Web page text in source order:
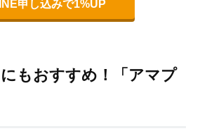
申し込みで1%UP
もおすすめ！「アマプ